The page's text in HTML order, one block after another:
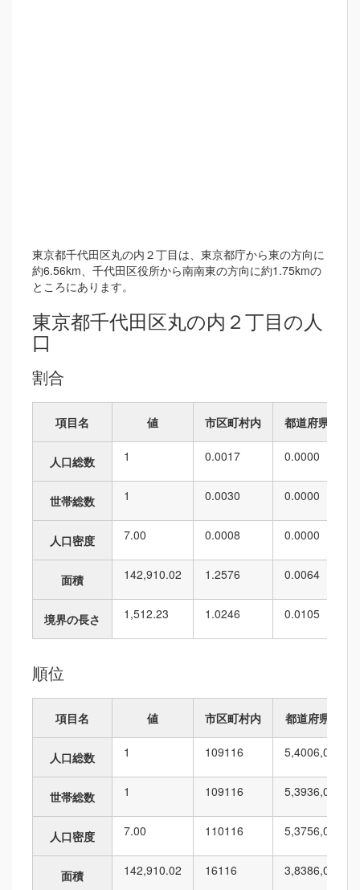
東京都千代田区丸の内２丁目は、東京都庁から東の方向に
約6.56km、千代田区役所から南南東の方向に約1.75kmの
ところにあります。
東京都千代田区丸の内２丁目の人
口
割合
項目名 値 市区町村内 都道府県内
人口総数 1 0.0017 0.0000
世帯総数 1 0.0030 0.0000
人口密度 7.00 0.0008 0.0000
面積 142,910.02 1.2576 0.0064
境界の長さ 1,512.23 1.0246 0.0105
順位
項目名 値 市区町村内 都道府県内
人口総数 1 109116 5,4006,010
世帯総数 1 109116 5,3936,010
人口密度 7.00 110116 5,3756,010
面積 142,910.02 16116 3,8386,010